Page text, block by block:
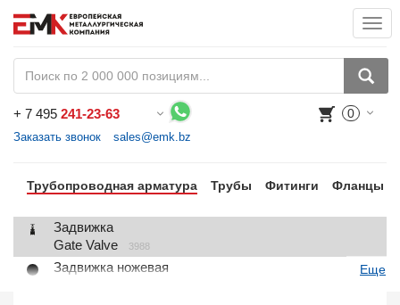
+ 7 495 241-23-63
Заказать звонок sales@emk.bz
0
Трубопроводная арматура Трубы Фитинги Фланцы
Задвижка
Gate Valve
3988
Задвижка ножевая
Еще